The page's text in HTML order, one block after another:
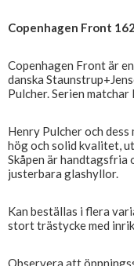
Copenhagen Front
Copenhagen Front är
danska
Pulcher. Serien
Henry Pulcher och
hög och solid kvalitet,
Skåpen är handtagsfria
justerbara glashyllor.
Kan beställas i flera
stort trästycke med
Observera att